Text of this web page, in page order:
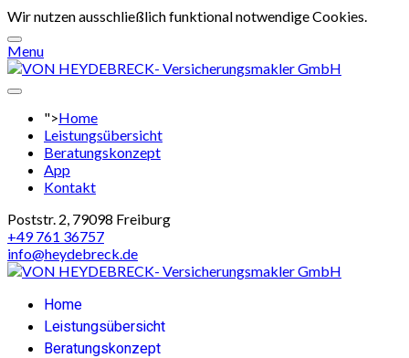
Wir nutzen ausschließlich funktional notwendige Cookies.
Menu
">Home
Leistungsübersicht
Beratungskonzept
App
Kontakt
Poststr. 2, 79098 Freiburg
+49 761 36757
info@heydebreck.de
Home
Leistungsübersicht
Beratungskonzept